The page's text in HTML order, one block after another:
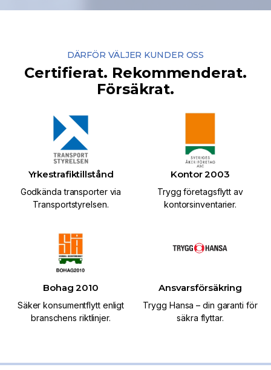
DÄRFÖR VÄLJER KUNDER OSS
Certifierat. Rekommenderat.
Försäkrat.
Yrkestrafiktillstånd
Godkända transporter via
Transportstyrelsen.
Kontor 2003
Trygg företagsflytt av
kontorsinventarier.
Bohag 2010
Säker konsumentflytt enligt
branschens riktlinjer.
Ansvarsförsäkring
Trygg Hansa – din garanti för
säkra flyttar.